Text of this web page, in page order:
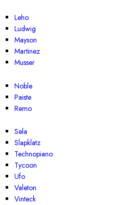
Leho
Ludwig
Mayson
Martinez
Musser
Noble
Paiste
Remo
Sela
Slapklatz
Technopiano
Tycoon
Ufo
Valeton
Vinteck